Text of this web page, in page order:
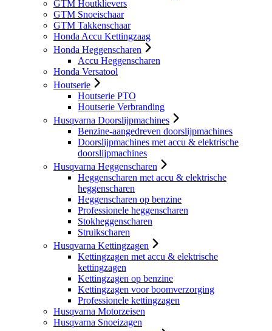
GTM Houtklievers
GTM Snoeischaar
GTM Takkenschaar
Honda Accu Kettingzaag
Honda Heggenscharen
Accu Heggenscharen
Honda Versatool
Houtserie
Houtserie PTO
Houtserie Verbranding
Husqvarna Doorslijpmachines
Benzine-aangedreven doorslijpmachines
Doorslijpmachines met accu & elektrische
doorslijpmachines
Husqvarna Heggenscharen
Heggenscharen met accu & elektrische
heggenscharen
Heggenscharen op benzine
Professionele heggenscharen
Stokheggenscharen
Struikscharen
Husqvarna Kettingzagen
Kettingzagen met accu & elektrische
kettingzagen
Kettingzagen op benzine
Kettingzagen voor boomverzorging
Professionele kettingzagen
Husqvarna Motorzeisen
Husqvarna Snoeizagen